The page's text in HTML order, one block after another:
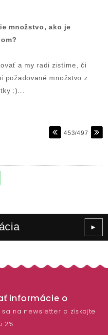
množstvo, ako je
a my radi zistíme, či
požadované množstvo z
:)...
453/497
►
informácie o
sa na newsletter a získajte
2%